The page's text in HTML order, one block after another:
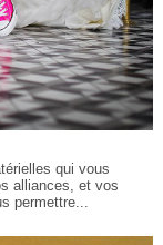
qui vous
alliances, et vos
permettre...